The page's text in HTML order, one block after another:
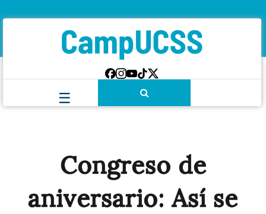
Congreso de
aniversario: Así se